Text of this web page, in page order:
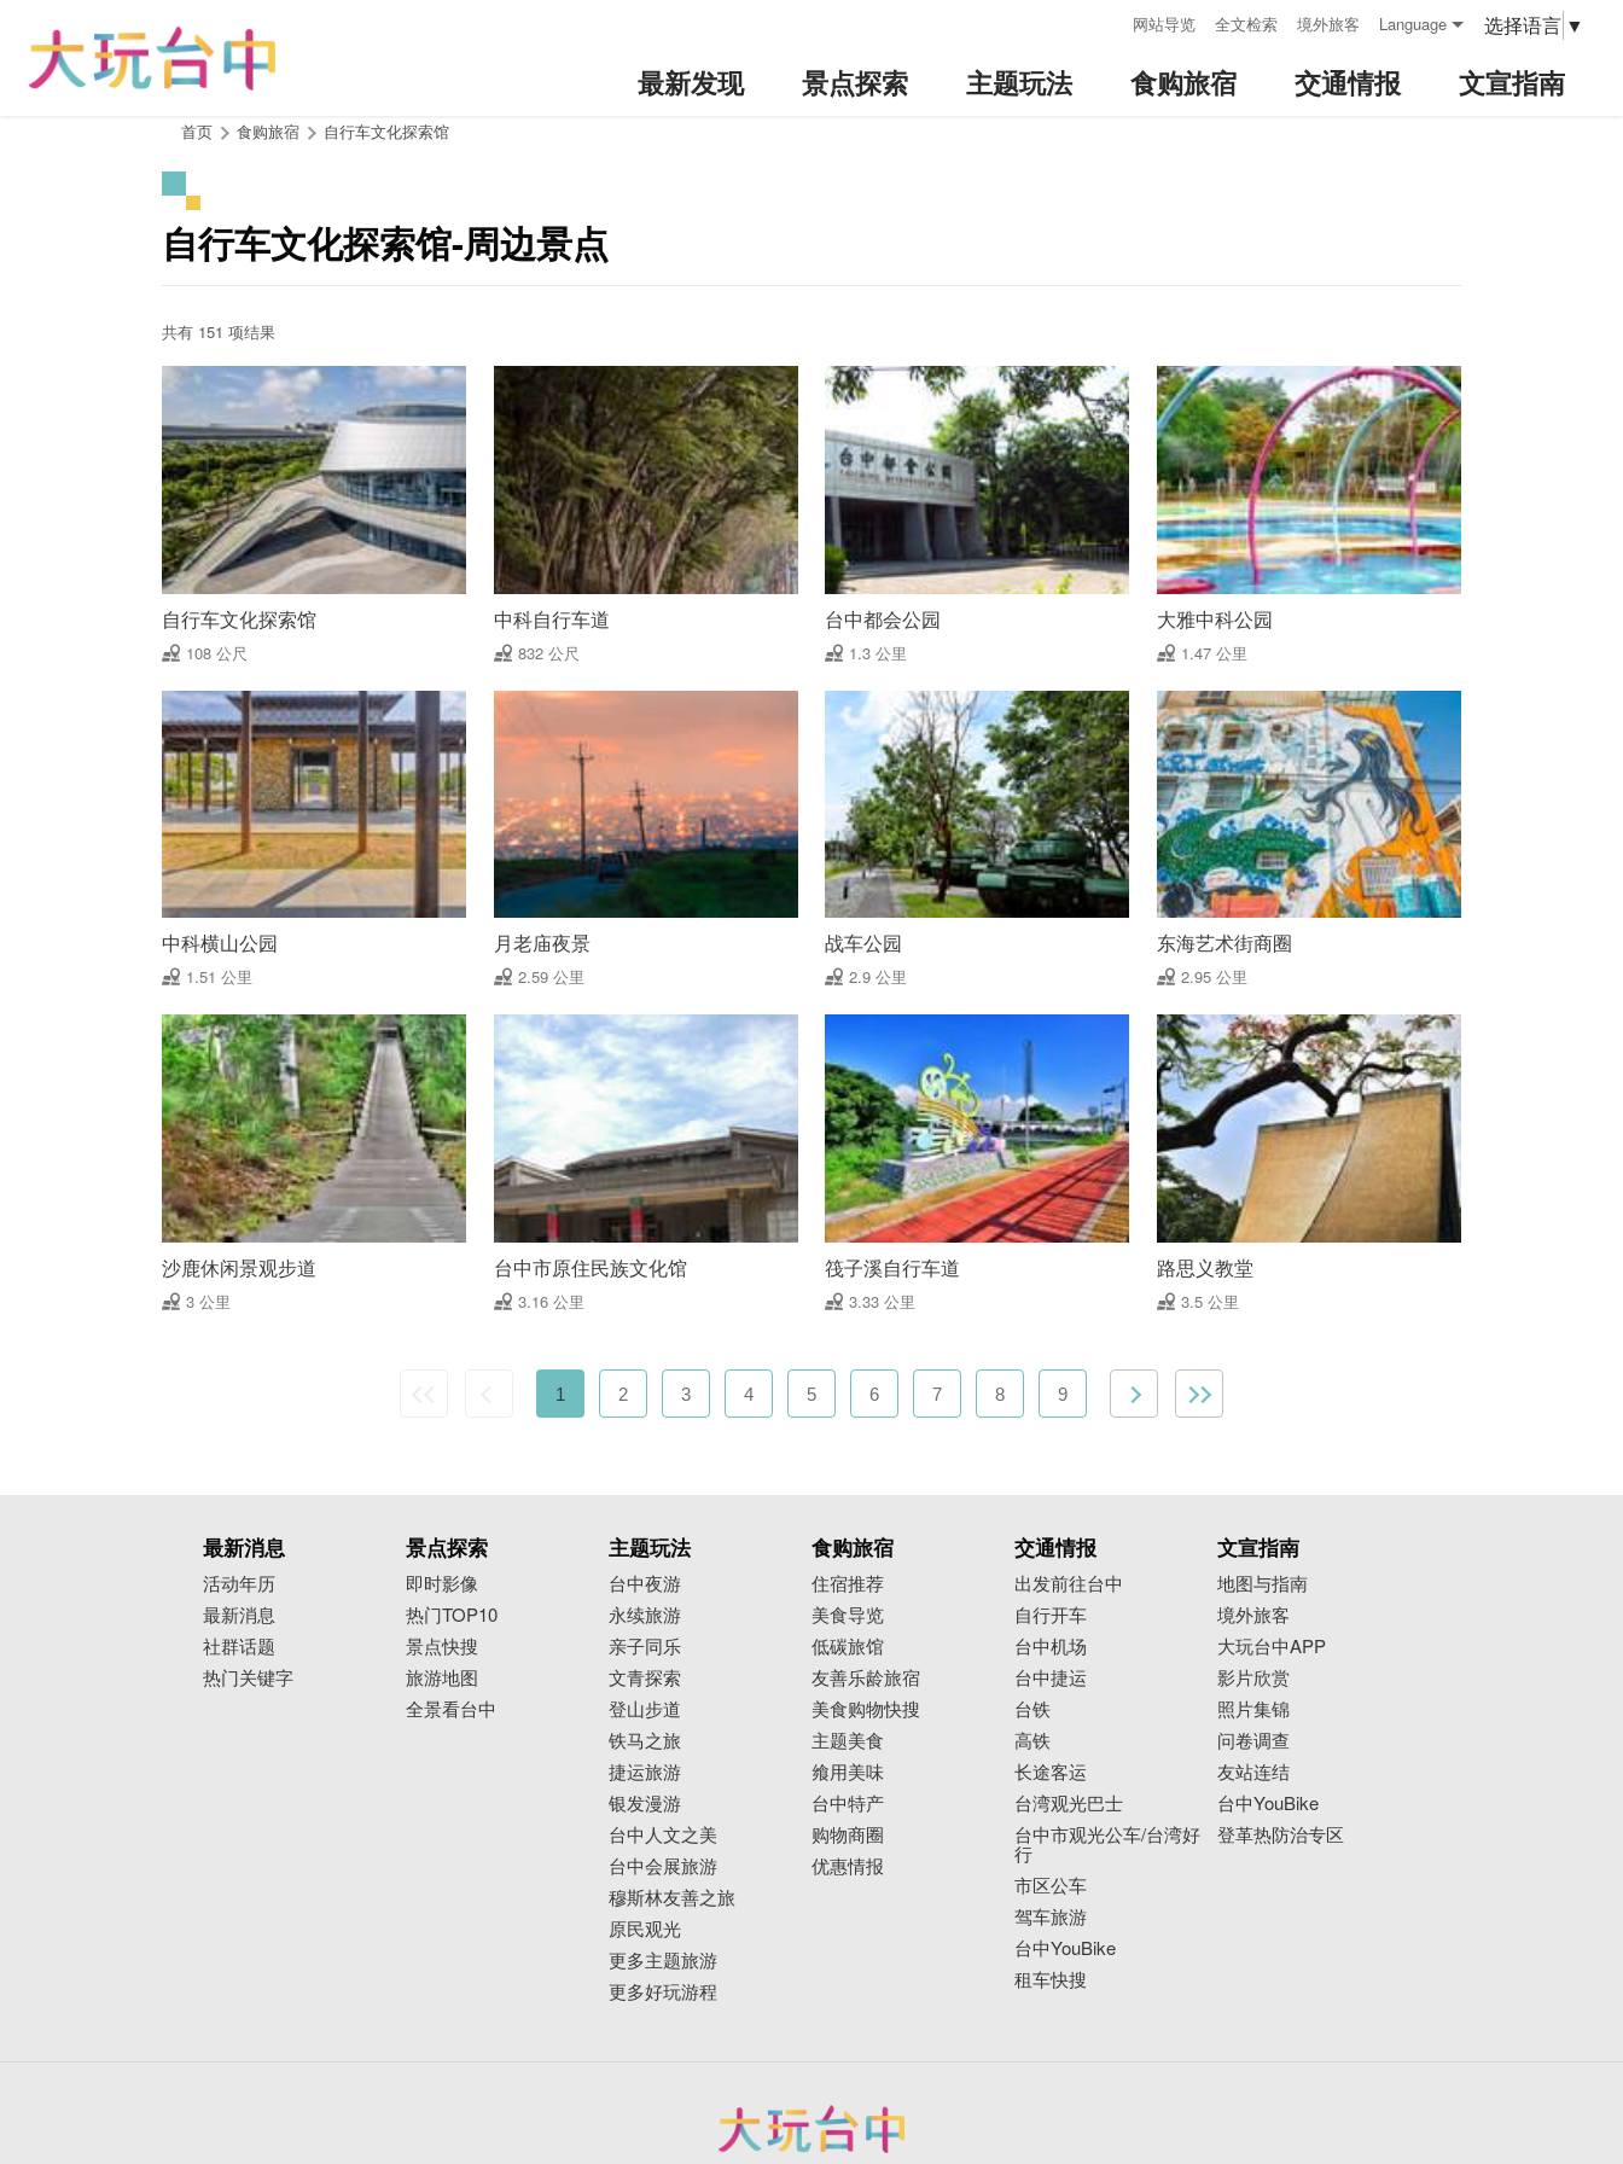
网站导览 全文检索 境外旅客 Language 选择语言 ▼
最新发现 景点探索 主题玩法 食购旅宿 交通情报 文宣指南
首页 食购旅宿 自行车文化探索馆
自行车文化探索馆-周边景点
共有 151 项结果
自行车文化探索馆
108 公尺
中科自行车道
832 公尺
台中都会公园
1.3 公里
大雅中科公园
1.47 公里
中科横山公园
1.51 公里
月老庙夜景
2.59 公里
战车公园
2.9 公里
东海艺术街商圈
2.95 公里
沙鹿休闲景观步道
3 公里
台中市原住民族文化馆
3.16 公里
筏子溪自行车道
3.33 公里
路思义教堂
3.5 公里
1 2 3 4 5 6 7 8 9
最新消息
活动年历
最新消息
社群话题
热门关键字
景点探索
即时影像
热门TOP10
景点快搜
旅游地图
全景看台中
主题玩法
台中夜游
永续旅游
亲子同乐
文青探索
登山步道
铁马之旅
捷运旅游
银发漫游
台中人文之美
台中会展旅游
穆斯林友善之旅
原民观光
更多主题旅游
更多好玩游程
食购旅宿
住宿推荐
美食导览
低碳旅馆
友善乐龄旅宿
美食购物快搜
主题美食
飨用美味
台中特产
购物商圈
优惠情报
交通情报
出发前往台中
自行开车
台中机场
台中捷运
台铁
高铁
长途客运
台湾观光巴士
台中市观光公车/台湾好
行
市区公车
驾车旅游
台中YouBike
租车快搜
文宣指南
地图与指南
境外旅客
大玩台中APP
影片欣赏
照片集锦
问卷调查
友站连结
台中YouBike
登革热防治专区